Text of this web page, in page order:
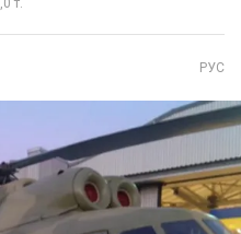
т.
РУС